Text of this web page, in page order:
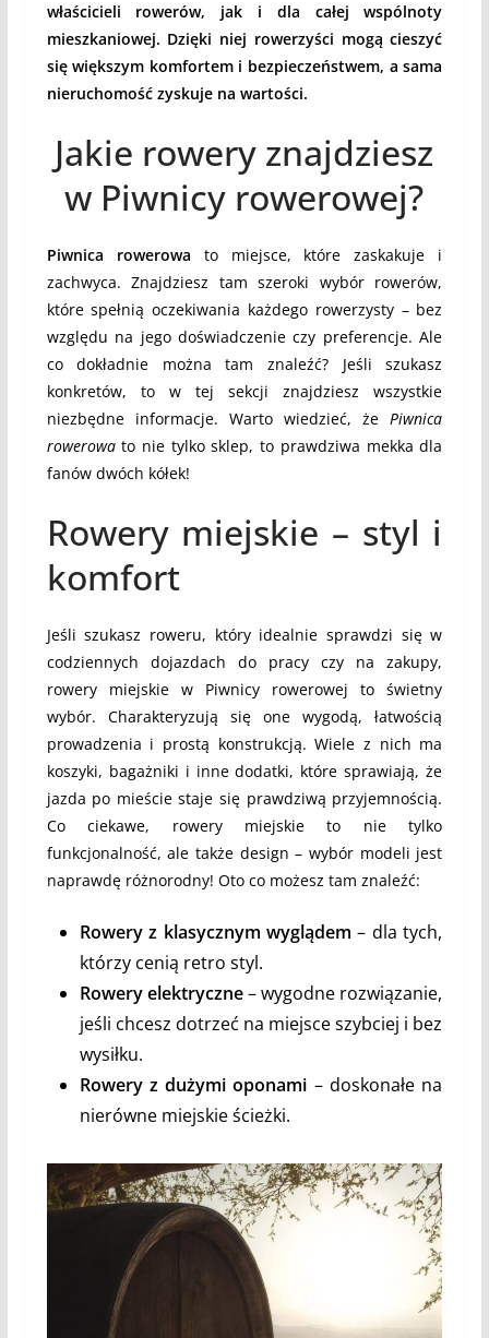
właścicieli rowerów, jak i dla całej wspólnoty
mieszkaniowej. Dzięki niej rowerzyści mogą cieszyć
się większym komfortem i bezpieczeństwem, a sama
nieruchomość zyskuje na wartości.
Jakie rowery znajdziesz
w Piwnicy rowerowej?
Piwnica rowerowa to miejsce, które zaskakuje i
zachwyca. Znajdziesz tam szeroki wybór rowerów,
które spełnią oczekiwania każdego rowerzysty – bez
względu na jego doświadczenie czy preferencje. Ale
co dokładnie można tam znaleźć? Jeśli szukasz
konkretów, to w tej sekcji znajdziesz wszystkie
niezbędne informacje. Warto wiedzieć, żePiwnica
rowerowato nie tylko sklep, to prawdziwa mekka dla
fanów dwóch kółek!
Rowery miejskie – styl i
komfort
Jeśli szukasz roweru, który idealnie sprawdzi się w
codziennych dojazdach do pracy czy na zakupy,
rowery miejskie w Piwnicy rowerowej to świetny
wybór. Charakteryzują się one wygodą, łatwością
prowadzenia i prostą konstrukcją. Wiele z nich ma
koszyki, bagażniki i inne dodatki, które sprawiają, że
jazda po mieście staje się prawdziwą przyjemnością.
Co ciekawe, rowery miejskie to nie tylko
funkcjonalność, ale także design – wybór modeli jest
naprawdę różnorodny! Oto co możesz tam znaleźć:
Rowery z klasycznym wyglądem – dla tych,
którzy cenią retro styl.
Rowery elektryczne– wygodne rozwiązanie,
jeśli chcesz dotrzeć na miejsce szybciej i bez
wysiłku.
Rowery z dużymi oponami – doskonałe na
nierówne miejskie ścieżki.